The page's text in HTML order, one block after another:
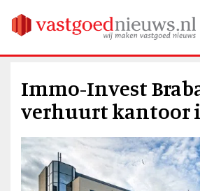
Immo-Invest
verhuurt kantoor